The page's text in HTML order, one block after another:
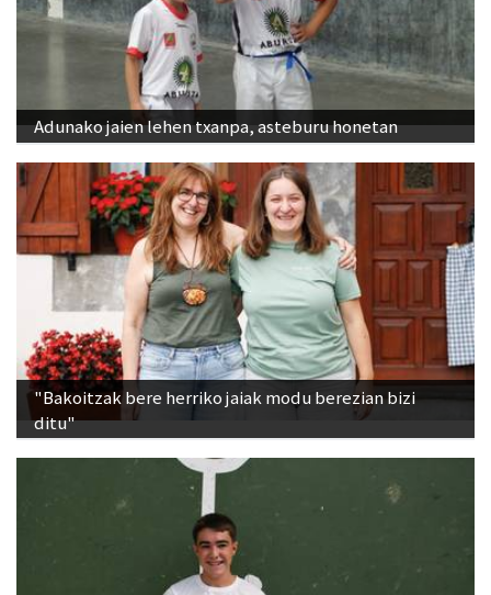
Adunako jaien lehen txanpa, asteburu honetan
"Bakoitzak bere herriko jaiak modu berezian bizi
ditu"